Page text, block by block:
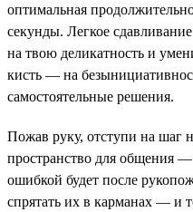
оптимальная
секунды. Легкое
на твою деликатность и
кисть — на
самостоятельные решения.
Пожав руку, отступи на шаг
пространство для общения
ошибкой будет после
спрятать их в карманах — и